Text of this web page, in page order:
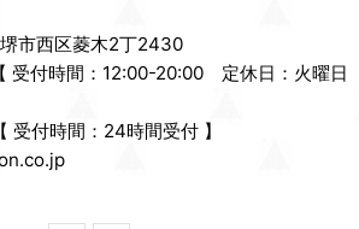
市西区菱木2丁2430
受付時間：12:00-20:00 定休日：火曜日
付時間：24時間受付 】